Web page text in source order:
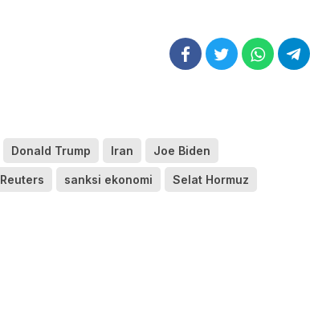
Donald Trump Iran Joe Biden
Reuters sanksi ekonomi Selat Hormuz